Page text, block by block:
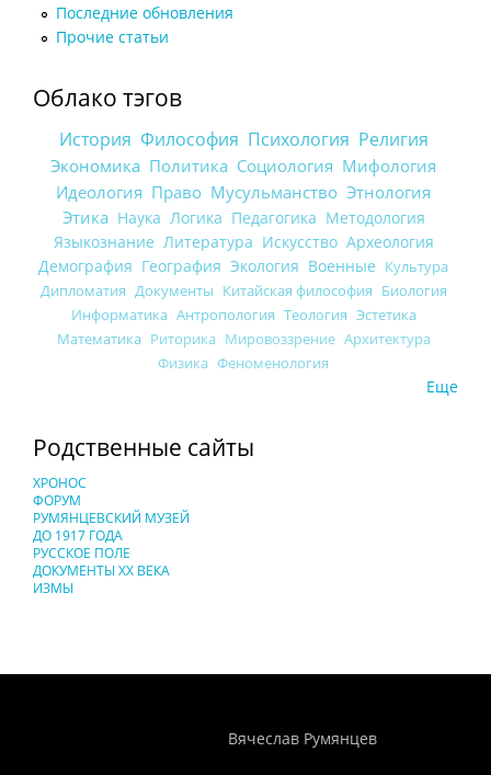
Последние обновления
Прочие статьи
Облако тэгов
История Философия Психология Религия
Экономика Политика Социология Мифология
Идеология Право Мусульманство Этнология
Этика Наука Логика Педагогика Методология
Языкознание Литература Искусство Археология
Демография География Экология Военные Культура
Дипломатия Документы Китайская философия Биология
Информатика Антропология Теология Эстетика
Математика Риторика Мировоззрение Архитектура
Физика Феноменология
Еще
Родственные сайты
ХРОНОС
ФОРУМ
РУМЯНЦЕВСКИЙ МУЗЕЙ
ДО 1917 ГОДА
РУССКОЕ ПОЛЕ
ДОКУМЕНТЫ XX ВЕКА
ИЗМЫ
Вячеслав Румянцев